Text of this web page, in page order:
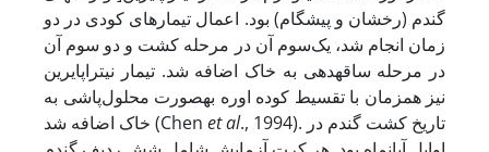
گندم (رخشان و پیشگام) بود. اعمال تیمارهای کودی در دو
زمان انجام شد، یک‌سوم آن در مرحله کشت و دو سوم آن
در مرحله ساقه­دهی به خاک اضافه شد. تیمار نیتراپایرین
نیز هم­زمان با تقسیط کوده اوره به­صورت محلول‌پاشی به
خاک اضافه شد (Chen etal., 1994). تاریخ کشت گندم در